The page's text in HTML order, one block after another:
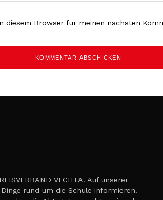
diesem Browser für meinen nächsten
VECHTA. Auf unserer
rund um die Schule informieren.